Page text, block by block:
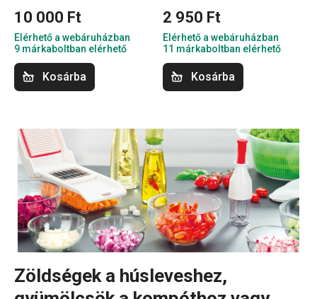
10 000 Ft
Elérhető a webáruházban
9 márkaboltban elérhető
Kosárba
2 950 Ft
Elérhető a webáruházban
11 márkaboltban elérhető
Kosárba
Zöldségek a húsleveshez,